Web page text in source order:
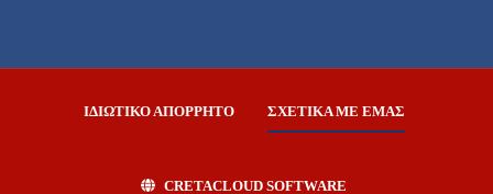
ΙΔΙΩΤΙΚΟ ΑΠΟΡΡΗΤΟ ΣΧΕΤΙΚΑ ΜΕ ΕΜΑΣ
CRETACLOUD SOFTWARE